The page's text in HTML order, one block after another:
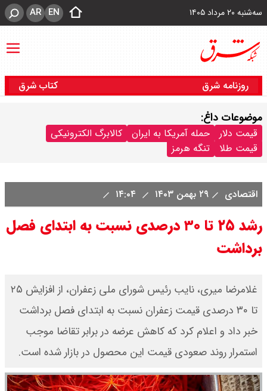
سه‌شنبه ۲۰ مرداد ۱۴۰۵ EN
AR
روزنامه شرق کتاب شرق
موضوعات داغ:
قیمت دلار حمله آمریکا به ایران
کالابرگ الکترونیکی
قیمت طلا
تنگه هرمز
اقتصادی ۲۹ بهمن ۱۴۰۳
رشد ۲۵ تا ۳۰ درصدی نسبت به ابتدای فصل
برداشت
غلامرضا میری، نایب رئیس شورای ملی زعفران، از افزایش ۲۵
تا ۳۰ درصدی قیمت زعفران نسبت به ابتدای فصل برداشت
خبر داد و اعلام کرد که کاهش عرضه در برابر تقاضا موجب
استمرار روند صعودی قیمت این محصول در بازار شده است.